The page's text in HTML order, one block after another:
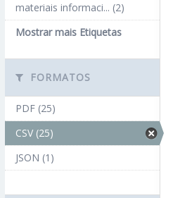
materiais informaci... (2)
Mostrar mais Etiquetas
FORMATOS
PDF (25)
CSV (25)
JSON (1)